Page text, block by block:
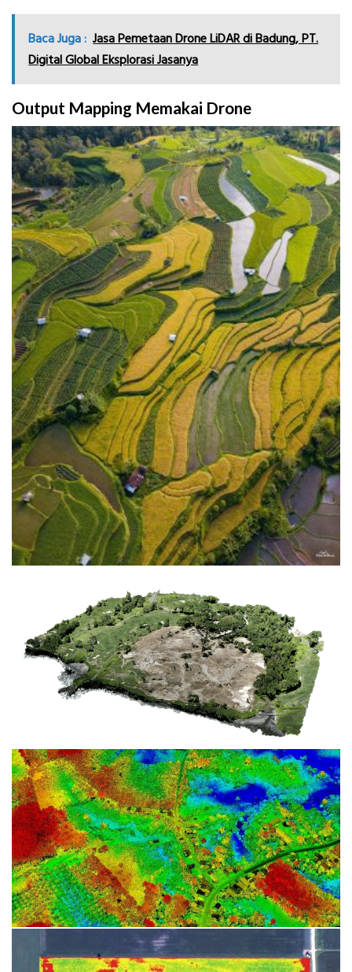
Baca Juga : Jasa Pemetaan Drone LiDAR di Badung, PT.
Digital Global Eksplorasi Jasanya
Output Mapping Memakai Drone